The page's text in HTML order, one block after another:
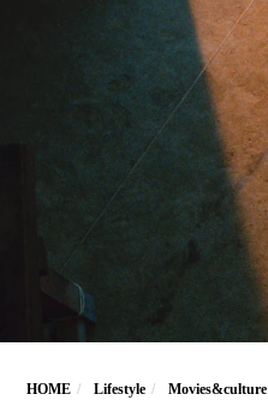
HOME Lifestyle Movies&culture